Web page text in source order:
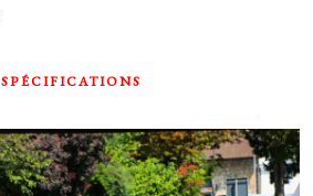
SPÉCIFICATIONS